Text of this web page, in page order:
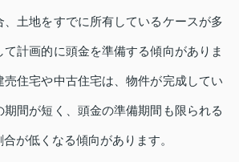
、土地をすでに所有しているケースが多
て計画的に頭金を準備する傾向がありま
住宅や中古住宅は、物件が完成してい
期間が短く、頭金の準備期間も限られる
が低くなる傾向があります。